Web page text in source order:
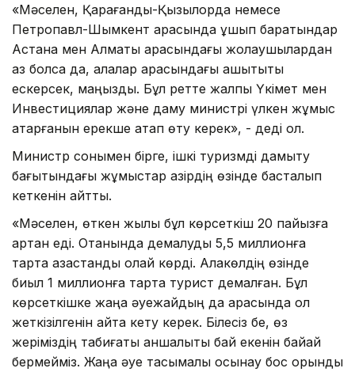
«Мәселен, Қарағанды-Қызылорда немесе
Петропавл-Шымкент арасында ұшып баратындар
Астана мен Алматы арасындағы жолаушылардан
аз болса да, қалалар арасындағы қашықтықты
ескерсек, маңызды. Бұл ретте жалпы Үкімет мен
Инвестициялар және даму министрі үлкен жұмыс
атқарғанын ерекше атап өту керек», - деді ол.
Министр сонымен бірге, ішкі туризмді дамыту
бағытындағы жұмыстар қазірдің өзінде басталып
кеткенін айтты.
«Мәселен, өткен жылы бұл көрсеткіш 20 пайызға
артқан еді. Отанында демалуды 5,5 миллионға
тарта қазақстандық қолай көрді. Алакөлдің өзінде
биыл 1 миллионға тарта турист демалған. Бұл
көрсеткішке жаңа әуежайдың да арқасында қол
жеткізілгенін айта кету керек. Білесіз бе, өз
жеріміздің табиғаты қаншалықты бай екенін байқай
бермейміз. Жаңа әуе тасымалы осынау бос орынды